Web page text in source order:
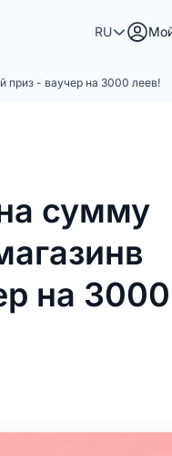
RU
приз - ваучер на 3000 леев!
сумму
на 3000